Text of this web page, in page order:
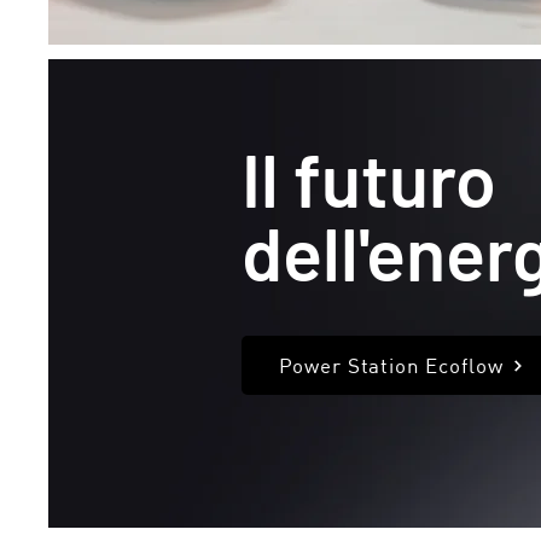
Il futuro
Power Station Ecoflow